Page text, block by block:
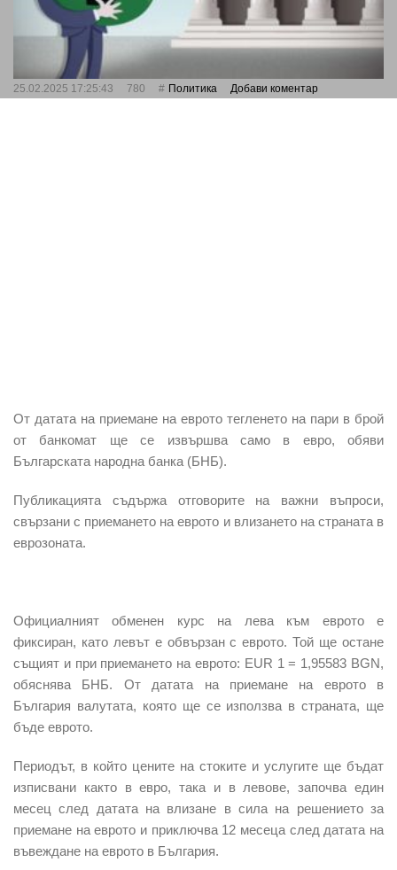
25.02.2025 17:25:43 780 Политика Добави коментар
От датата на приемане на еврото тегленето на пари в брой
от банкомат ще се извършва само в евро, обяви
Българската народна банка (БНБ).
Публикацията съдържа отговорите на важни въпроси,
свързани с приемането на еврото и влизането на страната в
еврозоната.
Официалният обменен курс на лева към еврото е
фиксиран, като левът е обвързан с еврото. Той ще остане
същият и при приемането на еврото: EUR 1 = 1,95583 BGN,
обяснява БНБ. От датата на приемане на еврото в
България валутата, която ще се използва в страната, ще
бъде еврото.
Периодът, в който цените на стоките и услугите ще бъдат
изписвани както в евро, така и в левове, започва един
месец след датата на влизане в сила на решението за
приемане на еврото и приключва 12 месеца след датата на
въвеждане на еврото в България.